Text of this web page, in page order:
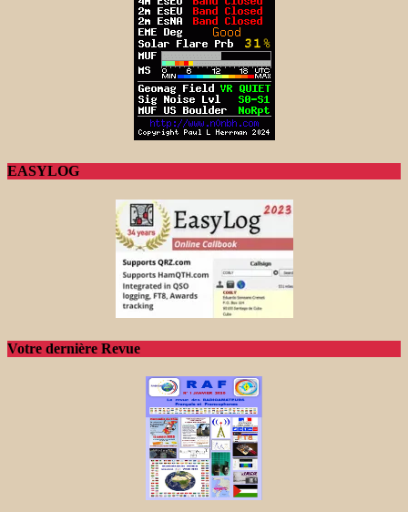
EASYLOG
Votre dernière Revue